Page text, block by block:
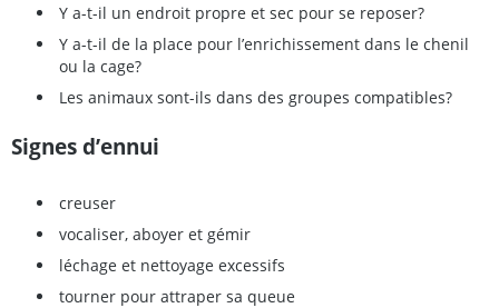
Y a-t-il un endroit propre et sec pour se reposer?
Y a-t-il de la place pour l’enrichissement dans le chenil
ou la cage?
Les animaux sont-ils dans des groupes compatibles?
Signes d’ennui
creuser
vocaliser, aboyer et gémir
léchage et nettoyage excessifs
tourner pour attraper sa queue